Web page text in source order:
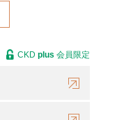
CKD plus 会員限定